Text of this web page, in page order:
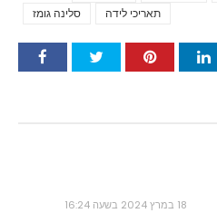
סלינה גומז
תאריכי לידה
18 במרץ 2024 בשעה 16:24